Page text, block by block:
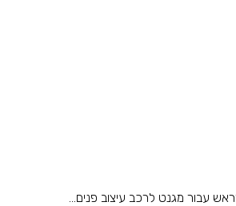
עבור מגנט לרכב עיצוב פנים...